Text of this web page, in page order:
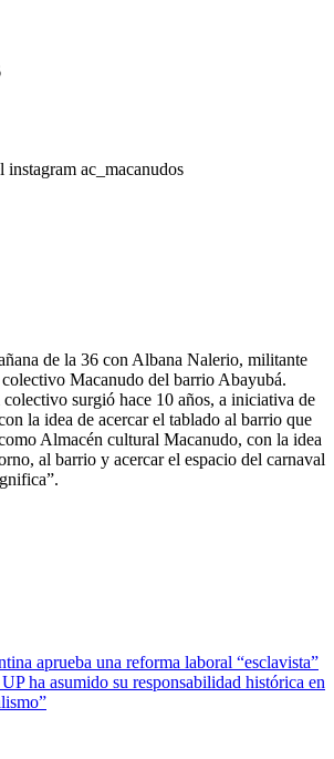
instagram ac_macanudos
de la 36 con Albana Nalerio, militante
Macanudo del barrio Abayubá.
surgió hace 10 años, a iniciativa de
la idea de acercar el tablado al barrio que
Almacén cultural Macanudo, con la idea
al barrio y acercar el espacio del carnaval
aprueba una reforma laboral “esclavista”
ha asumido su responsabilidad histórica en